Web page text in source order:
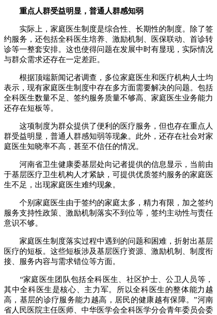
重点人群受益明显，普通人群感知弱
实际上，家庭医生制度是综合性、长期性的制度。除了签
约服务，还包括全科医生培养、激励机制、医保联动、首诊转
诊等一整套安排。这也使得问题在发展中时有显现，实际情况
与群众需求还存在一定差距。
根据顶端新闻记者调查，多位家庭医生和医疗机构人士均
表示，现有家庭医生制度中存在多方面需要解决的问题。包括
全科医生数量不足、签约服务质量不够高、家庭医生业务能力
还存在短板等。
这项制度为群众提供了便利的医疗服务，但也存在重点人
群受益明显，普通人群感知弱等现象。此外，还存在社会对家
庭医生知晓率不高，甚至不信任的情况。
河南省卫生健康委基层处向记者提供的信息显示，当前由
于基层医疗卫生机构人才紧缺，可提供优质签约服务的家庭医
生不足，出现家庭医生难约现象。
个别家庭医生由于签约的家庭太多，精力有限，加之签约
服务支持性政策、激励机制落实不到位等，签约主动性与责任
意识不够。
家庭医生制度落实过程中遇到的问题和困难，折射出基层
医疗的短板。这些短板涉及基层医疗资源、激励机制、制度衔
接、服务内容与需求错位等方面。
“家庭医生团队包括全科医生、社区护士、公卫人员等，
其中全科医生是核心、主力军。所以全科医生的整体能力越
高，基层的诊疗服务能力越高，居民的健康越有保障。”河南
省人民医院主任医师、中华医学会全科医学分会青年委员会委